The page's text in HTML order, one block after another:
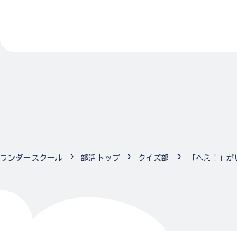
ワンダースクール 部活トップ クイズ部 「へえ！」